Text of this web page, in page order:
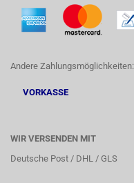
Andere Zahlungsmöglichkeiten:
VORKASSE
WIR VERSENDEN MIT
Deutsche Post / DHL / GLS